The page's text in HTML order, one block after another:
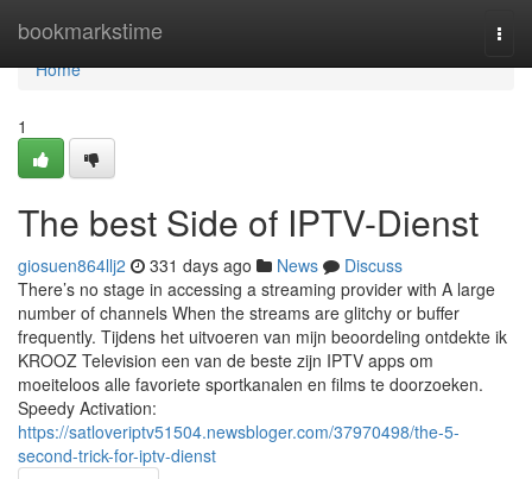
bookmarkstime
Home
Home
1
The best Side of IPTV-Dienst
giosuen864llj2 331 days ago News
Discuss
There’s no stage in accessing a streaming provider with A large
number of channels When the streams are glitchy or buffer
frequently. Tijdens het uitvoeren van mijn beoordeling ontdekte ik
KROOZ Television een van de beste zijn IPTV apps om
moeiteloos alle favoriete sportkanalen en films te doorzoeken.
Speedy Activation:
https://satloveriptv51504.newsbloger.com/37970498/the-5-
second-trick-for-iptv-dienst